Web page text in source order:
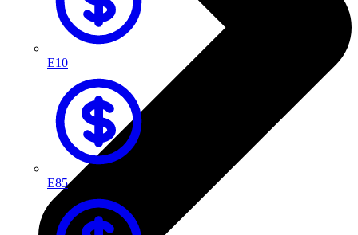
E10
E85